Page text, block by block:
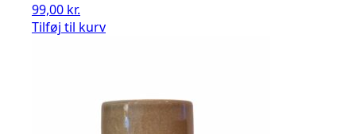
99,00 kr.
Tilføj til kurv